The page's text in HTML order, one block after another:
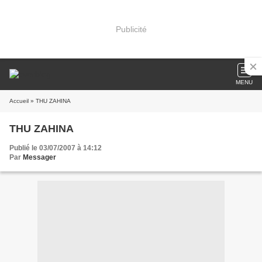
Publicité
MENU
Accueil » THU ZAHINA
THU ZAHINA
Publié le 03/07/2007 à 14:12
Par Messager